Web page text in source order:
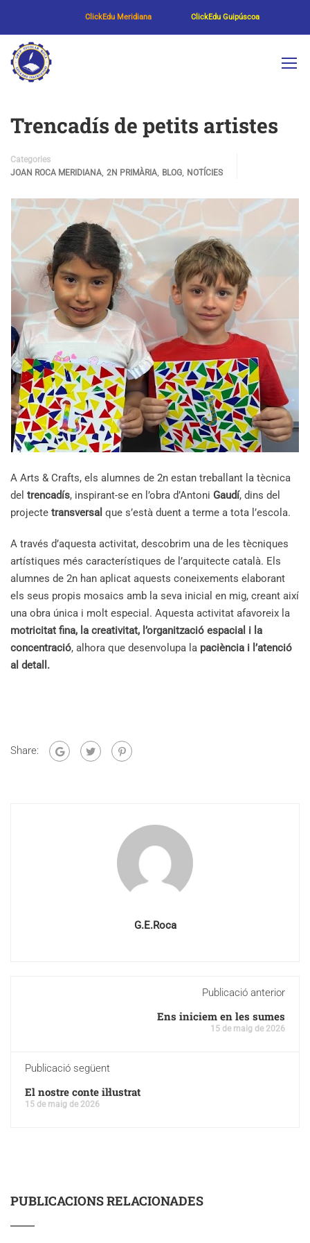
ClickEdu Meridiana ClickEdu Guipúscoa
Trencadís de petits artistes
Categories
JOAN ROCA MERIDIANA, 2N PRIMÀRIA, BLOG, NOTÍCIES
A Arts & Crafts, els alumnes de 2n estan treballant la tècnica
del trencadís, inspirant-se en l’obra d’Antoni Gaudí, dins del
projecte transversal que s’està duent a terme a tota l’escola.
A través d’aquesta activitat, descobrim una de les tècniques
artístiques més característiques de l’arquitecte català. Els
alumnes de 2n han aplicat aquests coneixements elaborant
els seus propis mosaics amb la seva inicial en mig, creant així
una obra única i molt especial. Aquesta activitat afavoreix la
motricitat fina, la creativitat, l’organització espacial i la
concentració, alhora que desenvolupa la paciència i l’atenció
al detall.
Share:
G.E.Roca
Publicació anterior
Ens iniciem en les sumes
15 de maig de 2026
Publicació següent
El nostre conte il·lustrat
15 de maig de 2026
PUBLICACIONS RELACIONADES